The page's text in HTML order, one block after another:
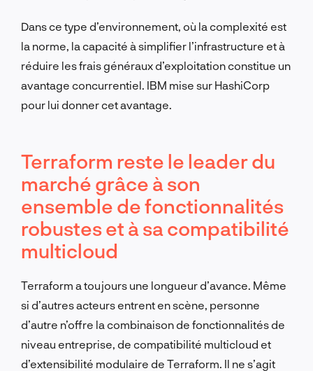
Dans ce type d’environnement, où la complexité est
la norme, la capacité à simplifier l’infrastructure et à
réduire les frais généraux d’exploitation constitue un
avantage concurrentiel. IBM mise sur HashiCorp
pour lui donner cet avantage.
Terraform reste le leader du
marché grâce à son
ensemble de fonctionnalités
robustes et à sa compatibilité
multicloud
Terraform a toujours une longueur d’avance. Même
si d’autres acteurs entrent en scène, personne
d’autre n’offre la combinaison de fonctionnalités de
niveau entreprise, de compatibilité multicloud et
d’extensibilité modulaire de Terraform. Il ne s’agit